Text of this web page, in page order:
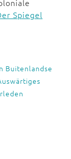
Spiegel
Buitenlandse